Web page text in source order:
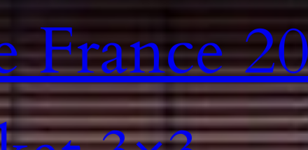
France